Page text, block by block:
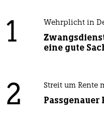
1 Wehrplicht in
eine gute
2 Streit um Rente
Passgenauer